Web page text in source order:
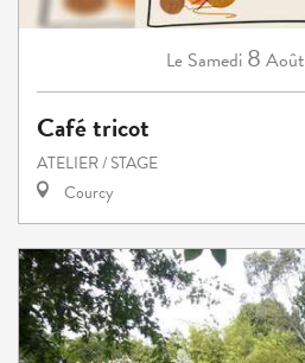
Le Samedi 8 Août
Café tricot
ATELIER / STAGE
Courcy